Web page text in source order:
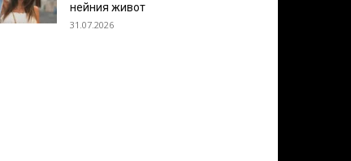
нейния живот
31.07.2026